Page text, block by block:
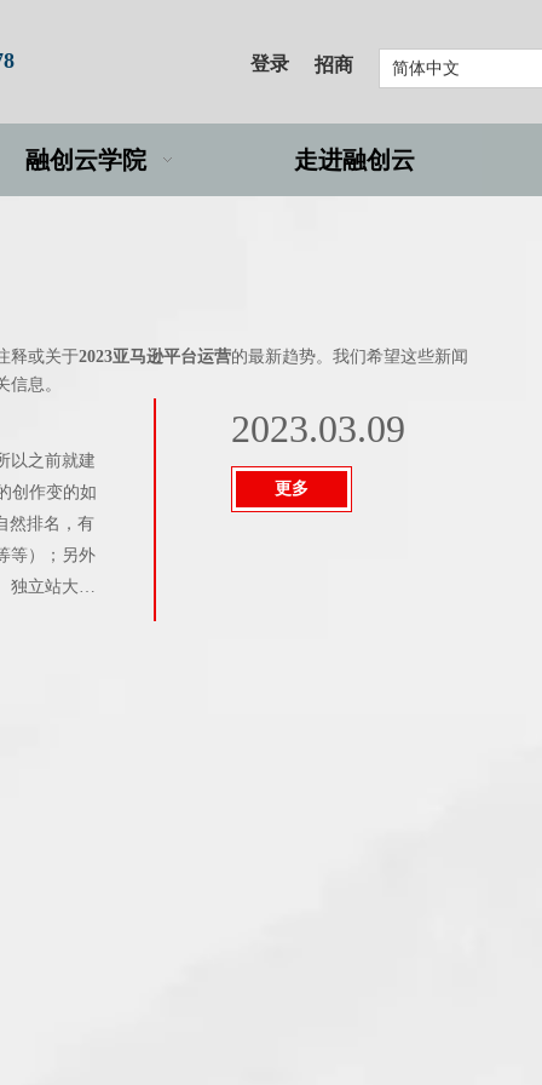
登录 招商 简体中文
融创云学院 走进融创云
释或关于2023亚马逊平台运营的最新趋势。我们希望这些新闻
息。
以之前就建
创作变的如
然排名，有
等）；另外
立站大火
2023.03.09
更多